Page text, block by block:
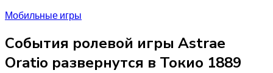
Мобильные игры
События ролевой игры Astrae
Oratio развернутся в Токио 1889